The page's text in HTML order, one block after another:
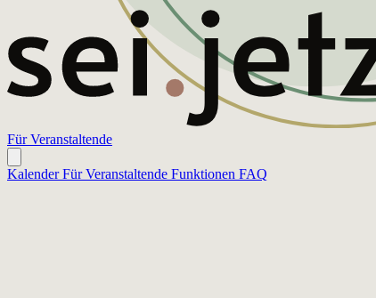
Für Veranstaltende
Kalender Für Veranstaltende Funktionen FAQ